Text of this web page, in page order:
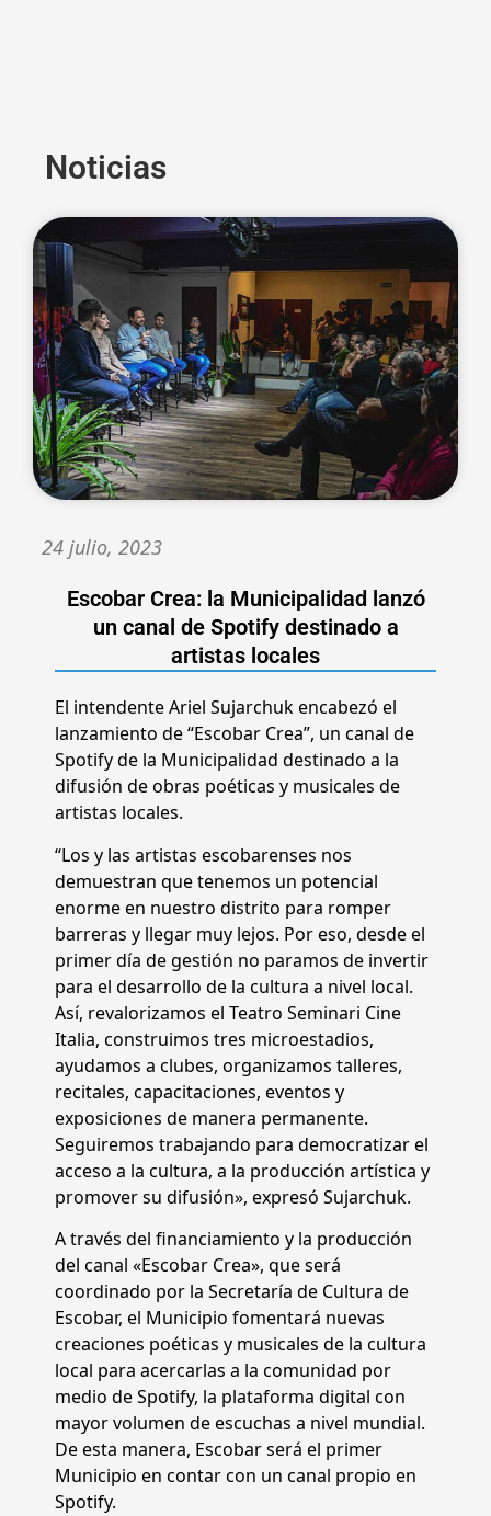
Noticias
24 julio, 2023
Escobar Crea: la Municipalidad lanzó
un canal de Spotify destinado a
artistas locales
El intendente Ariel Sujarchuk encabezó el
lanzamiento de “Escobar Crea”, un canal de
Spotify de la Municipalidad destinado a la
difusión de obras poéticas y musicales de
artistas locales.
“Los y las artistas escobarenses nos
demuestran que tenemos un potencial
enorme en nuestro distrito para romper
barreras y llegar muy lejos. Por eso, desde el
primer día de gestión no paramos de invertir
para el desarrollo de la cultura a nivel local.
Así, revalorizamos el Teatro Seminari Cine
Italia, construimos tres microestadios,
ayudamos a clubes, organizamos talleres,
recitales, capacitaciones, eventos y
exposiciones de manera permanente.
Seguiremos trabajando para democratizar el
acceso a la cultura, a la producción artística y
promover su difusión», expresó Sujarchuk.
A través del financiamiento y la producción
del canal «Escobar Crea», que será
coordinado por la Secretaría de Cultura de
Escobar, el Municipio fomentará nuevas
creaciones poéticas y musicales de la cultura
local para acercarlas a la comunidad por
medio de Spotify, la plataforma digital con
mayor volumen de escuchas a nivel mundial.
De esta manera, Escobar será el primer
Municipio en contar con un canal propio en
Spotify.